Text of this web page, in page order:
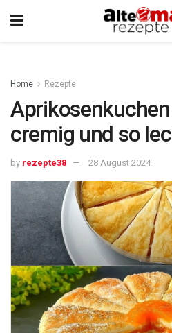
Home Rezepte
cremig und so
by rezepte38 28 August 2024